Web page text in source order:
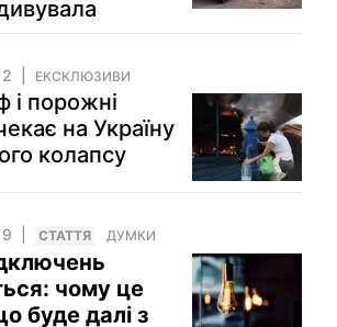
ЕКСКЛЮЗИВИ
і порожні
на Україну
колапсу
СТАТТЯ ДУМКИ
чому це
буде далі з